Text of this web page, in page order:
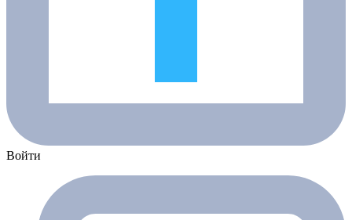
Войти